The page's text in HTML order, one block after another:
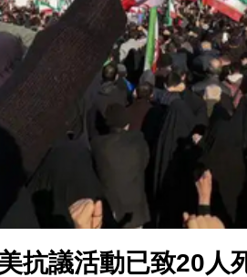
府文化廟會非遺巡遊展演拉開
資者入境計劃」接獲近3200宗
德舉行演唱會期間展開聯合行動
抗議活動已致20人